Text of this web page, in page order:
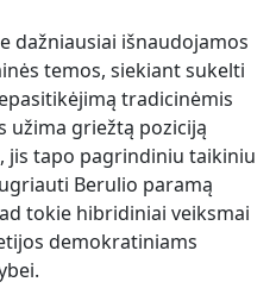
dažniausiai išnaudojamos
temos, siekiant sukelti
tradicinėmis
užima griežtą poziciją
jis tapo pagrindiniu taikiniu
Berulio paramą
tokie hibridiniai veiksmai
demokratiniams